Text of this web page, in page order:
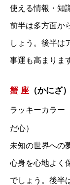
使える情報・知
前半は多方面か
しょう。後半は
事運も高まりま
蟹 座 （かにざ
ラッキーカラー
だ心）
未知の世界への
心身を心地よく
でしょう。後半